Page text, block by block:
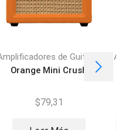
de Guitarra
Orange Mini Crush
$79,31